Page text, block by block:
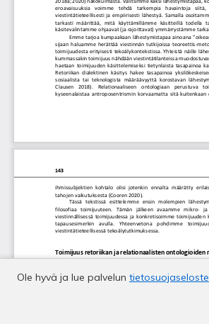
Ole hyvä ja lue palvelun tietosuojaseloste